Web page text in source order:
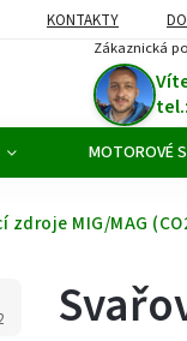
KONTAKTY
Zákaznická
MOTOROVÉ
zdroje MIG/MAG